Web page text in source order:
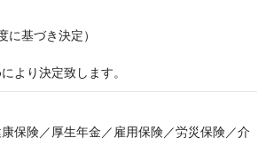
に基づき決定）
より決定致します。
保険／厚生年金／雇用保険／労災保険／介